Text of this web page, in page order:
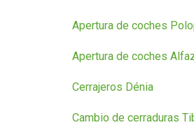
Apertura de coches
Apertura de coches
Cerrajeros Dénia
Cambio de cerraduras